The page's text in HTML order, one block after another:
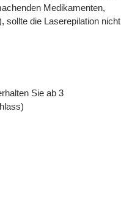
Medikamenten,
sollte die Laserepilation nicht
Sie ab 3